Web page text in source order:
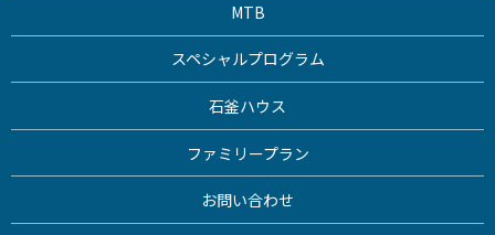
MTB
スペシャルプログラム
石釜ハウス
ファミリープラン
お問い合わせ